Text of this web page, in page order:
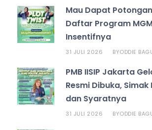
Mau Dapat Potongan
Daftar Program
Insentifnya
31 JULI 2026 BYODDIE
PMB IISIP Jakarta
Resmi Dibuka,
dan Syaratnya
31 JULI 2026 BYODDIE